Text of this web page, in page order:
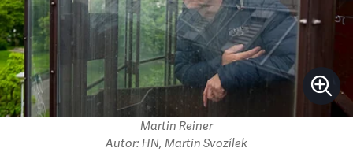
Martin Reiner
Autor: HN, Martin Svozílek